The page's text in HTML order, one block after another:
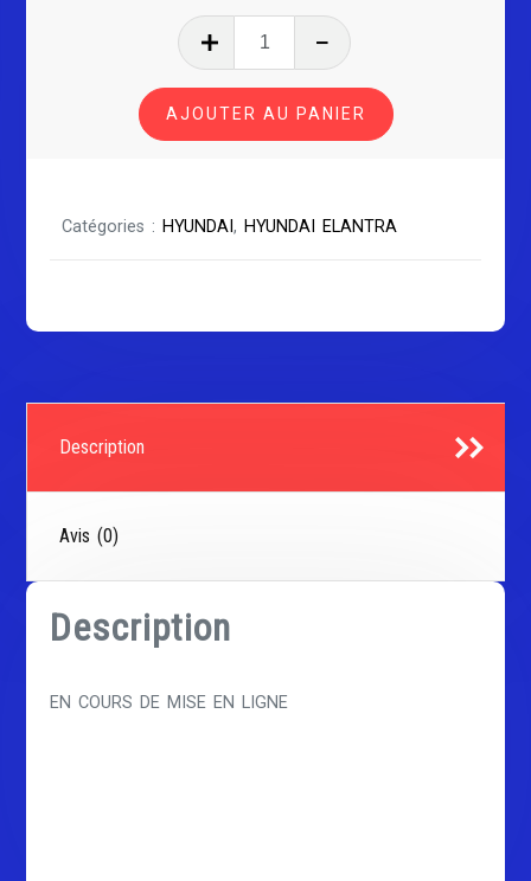
quantité
HYUNDAI
ELENTRA
Série
AJOUTER AU PANIER
Catégories : HYUNDAI, HYUNDAI ELANTRA
Description
Avis (0)
Description
EN COURS DE MISE EN LIGNE